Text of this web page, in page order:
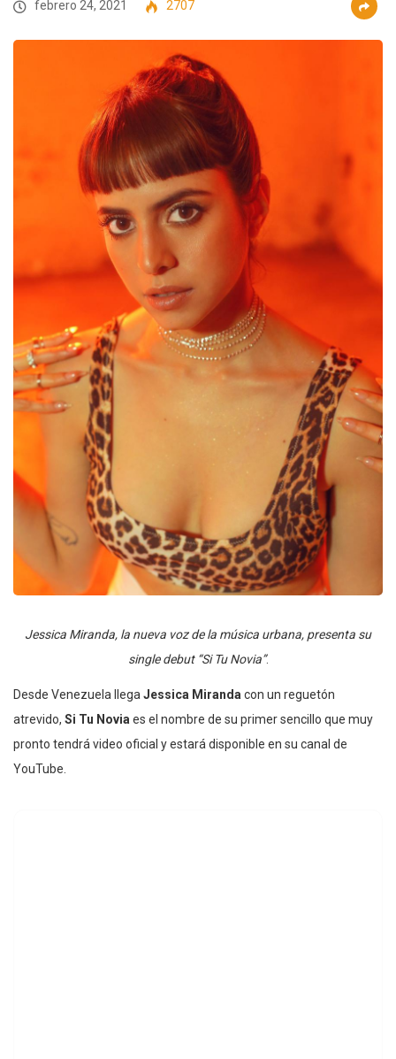
febrero 24, 2021
2707
Jessica Miranda, la nueva voz de la música urbana, presenta su
single debut “Si Tu Novia”.
Desde Venezuela llega Jessica Miranda con un reguetón
atrevido, Si Tu Novia es el nombre de su primer sencillo que muy
pronto tendrá video oficial y estará disponible en su canal de
YouTube.